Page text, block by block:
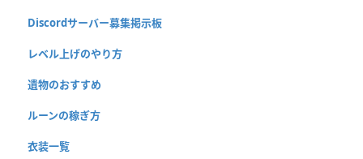
Discordサーバー募集掲示板
レベル上げのやり方
遺物のおすすめ
ルーンの稼ぎ方
衣装一覧